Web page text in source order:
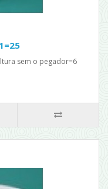
sem o pegador=6